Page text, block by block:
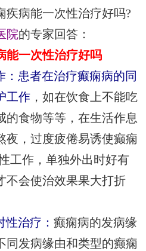
疾病能一次性治疗好吗?
院的专家回答：
能一次性治疗好吗
：患者在治疗癫痫病的同
工作 ，如在饮食上不能吃
的食物等等，在生活作息
夜，过度疲倦易诱使癫痫
工作，单独外出时好有
不会使治效果果大打折
性治疗：癫痫病的发病缘
同发病缘由和类型的癫痫